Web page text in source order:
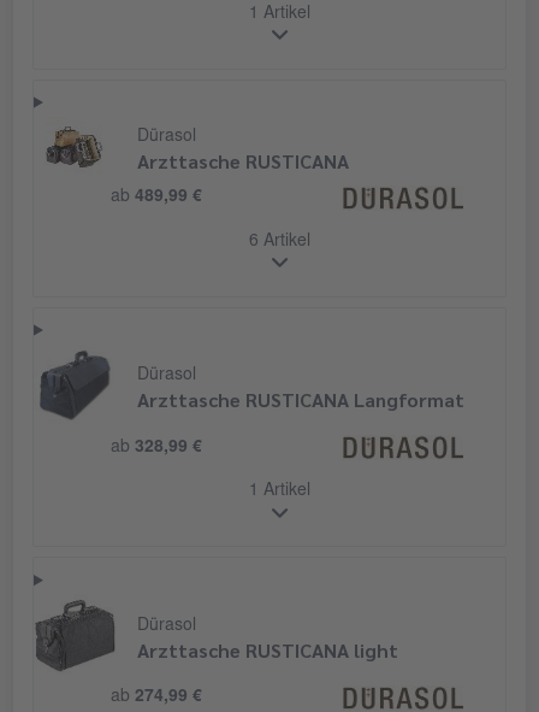
1 Artikel
Dürasol
Arzttasche RUSTICANA
ab 489,99 €
6 Artikel
Dürasol
Arzttasche RUSTICANA Langformat
ab 328,99 €
1 Artikel
Dürasol
Arzttasche RUSTICANA light
ab 274,99 €